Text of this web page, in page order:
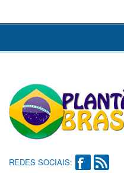
REDES SOCIAIS: